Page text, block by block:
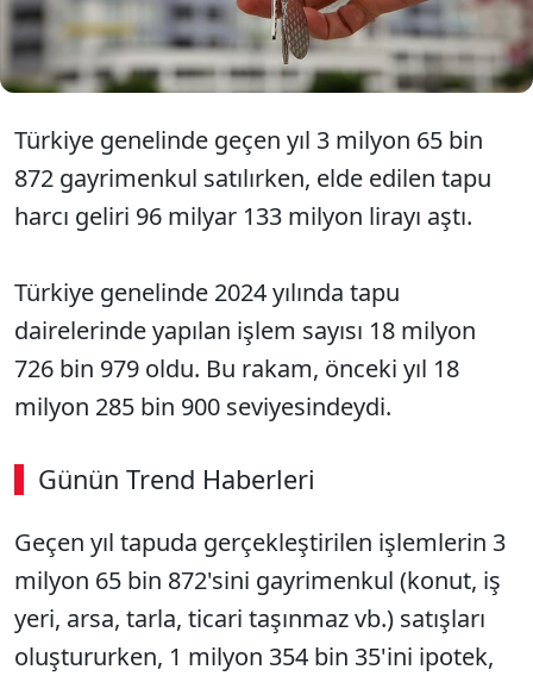
lirayı geçti.
Türkiye genelinde geçen yıl 3 milyon 65 bin
872 gayrimenkul satılırken, elde edilen tapu
harcı geliri 96 milyar 133 milyon lirayı aştı.
Türkiye genelinde 2024 yılında tapu
dairelerinde yapılan işlem sayısı 18 milyon
726 bin 979 oldu. Bu rakam, önceki yıl 18
milyon 285 bin 900 seviyesindeydi.
Günün Trend Haberleri
Geçen yıl tapuda gerçekleştirilen işlemlerin 3
milyon 65 bin 872'sini gayrimenkul (konut, iş
yeri, arsa, tarla, ticari taşınmaz vb.) satışları
oluştururken, 1 milyon 354 bin 35'ini ipotek,